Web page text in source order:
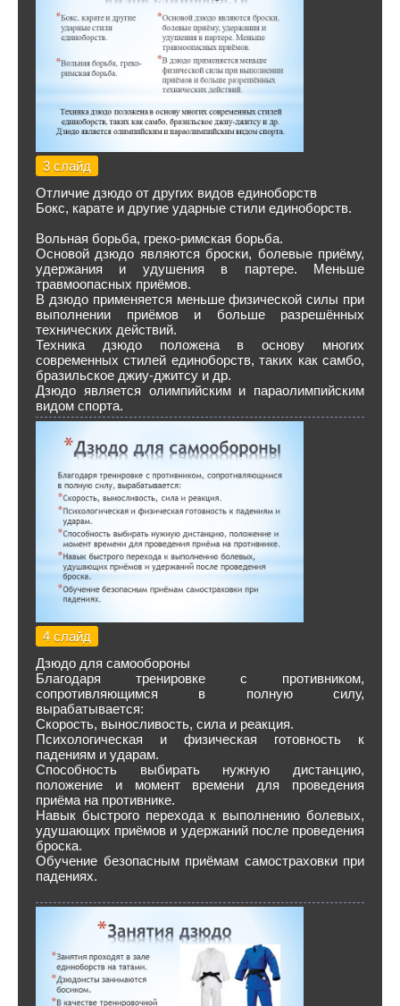
3 слайд
Отличие дзюдо от других видов единоборств
Бокс, карате и другие ударные стили единоборств.
Вольная борьба, греко-римская борьба.
Основой дзюдо являются броски, болевые приёму,
удержания и удушения в партере. Меньше
травмоопасных приёмов.
В дзюдо применяется меньше физической силы при
выполнении приёмов и больше разрешённых
технических действий.
Техника дзюдо положена в основу многих
современных стилей единоборств, таких как самбо,
бразильское джиу-джитсу и др.
Дзюдо является олимпийским и параолимпийским
видом спорта.
4 слайд
Дзюдо для самообороны
Благодаря тренировке с противником,
сопротивляющимся в полную силу,
вырабатывается:
Скорость, выносливость, сила и реакция.
Психологическая и физическая готовность к
падениям и ударам.
Способность выбирать нужную дистанцию,
положение и момент времени для проведения
приёма на противнике.
Навык быстрого перехода к выполнению болевых,
удушающих приёмов и удержаний после проведения
броска.
Обучение безопасным приёмам самостраховки при
падениях.